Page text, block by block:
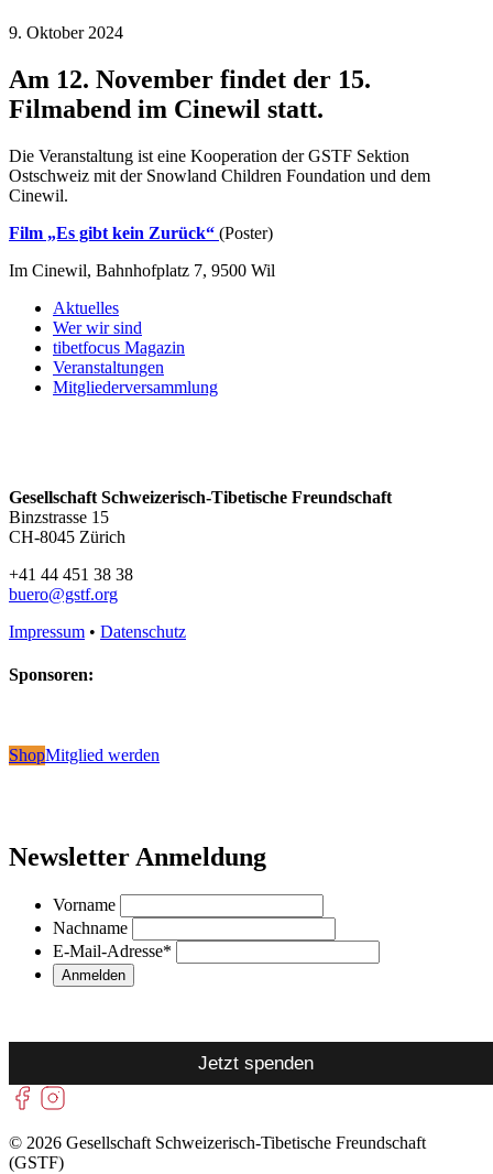
9. Oktober 2024
Am 12. November findet der 15.
Filmabend im Cinewil statt.
Die Veranstaltung ist eine Kooperation der GSTF Sektion
Ostschweiz mit der Snowland Children Foundation und dem
Cinewil.
Film „Es gibt kein Zurück“ (Poster)
Im Cinewil, Bahnhofplatz 7, 9500 Wil
Aktuelles
Wer wir sind
tibetfocus Magazin
Veranstaltungen
Mitgliederversammlung
Gesellschaft Schweizerisch-Tibetische Freundschaft
Binzstrasse 15
CH-8045 Zürich
+41 44 451 38 38
buero@gstf.org
Impressum • Datenschutz
Sponsoren:
ShopMitglied werden
Newsletter Anmeldung
Vorname
Nachname
E-Mail-Adresse*
Jetzt spenden
© 2026 Gesellschaft Schweizerisch-Tibetische Freundschaft
(GSTF)